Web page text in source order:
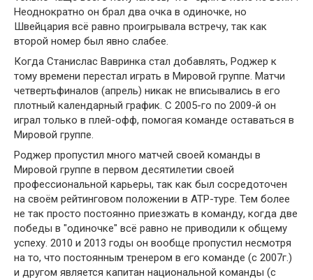
Неоднократно он брал два очка в одиночке, но
Швейцария всё равно проигрывала встречу, так как
второй номер был явно слабее.
Когда Станислас Вавринка стал добавлять, Роджер к
тому времени перестал играть в Мировой группе. Матчи
четвертьфиналов (апрель) никак не вписывались в его
плотный календарный график. С 2005-го по 2009-й он
играл только в плей-офф, помогая команде оставаться в
Мировой группе.
Роджер пропустил много матчей своей команды в
Мировой группе в первом десятилетии своей
профессиональной карьеры, так как был сосредоточен
на своём рейтинговом положении в АТР-туре. Тем более
не так просто постоянно приезжать в команду, когда две
победы в "одиночке" всё равно не приводили к общему
успеху. 2010 и 2013 годы он вообще пропустил несмотря
на то, что постоянным тренером в его команде (с 2007г.)
и другом является капитан национальной команды (с